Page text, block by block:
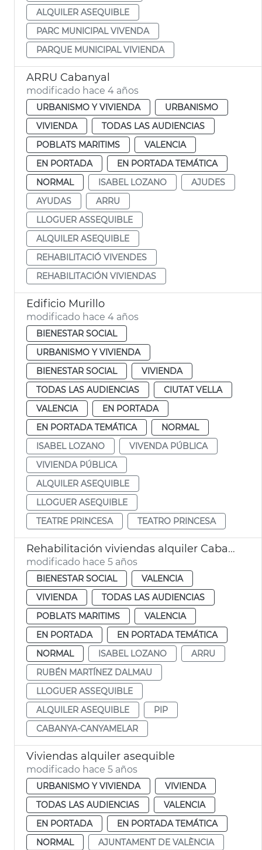
ALQUILER ASEQUIBLE
PARC MUNICIPAL VIVENDA
PARQUE MUNICIPAL VIVIENDA
ARRU Cabanyal
modificado hace 4 años
URBANISMO Y VIVIENDA
URBANISMO
VIVIENDA
TODAS LAS AUDIENCIAS
POBLATS MARITIMS
VALENCIA
EN PORTADA
EN PORTADA TEMÁTICA
NORMAL
ISABEL LOZANO
AJUDES
AYUDAS
ARRU
LLOGUER ASSEQUIBLE
ALQUILER ASEQUIBLE
REHABILITACIÓ VIVENDES
REHABILITACIÓN VIVIENDAS
Edificio Murillo
modificado hace 4 años
BIENESTAR SOCIAL
URBANISMO Y VIVIENDA
BIENESTAR SOCIAL
VIVIENDA
TODAS LAS AUDIENCIAS
CIUTAT VELLA
VALENCIA
EN PORTADA
EN PORTADA TEMÁTICA
NORMAL
ISABEL LOZANO
VIVENDA PÚBLICA
VIVIENDA PÚBLICA
ALQUILER ASEQUIBLE
LLOGUER ASEQUIBLE
TEATRE PRINCESA
TEATRO PRINCESA
Rehabilitación viviendas alquiler Cabanyal
modificado hace 5 años
BIENESTAR SOCIAL
VALENCIA
VIVIENDA
TODAS LAS AUDIENCIAS
POBLATS MARITIMS
VALENCIA
EN PORTADA
EN PORTADA TEMÁTICA
NORMAL
ISABEL LOZANO
ARRU
RUBÉN MARTÍNEZ DALMAU
LLOGUER ASSEQUIBLE
ALQUILER ASEQUIBLE
PIP
CABANYA-CANYAMELAR
Viviendas alquiler asequible
modificado hace 5 años
URBANISMO Y VIVIENDA
VIVIENDA
TODAS LAS AUDIENCIAS
VALENCIA
EN PORTADA
EN PORTADA TEMÁTICA
NORMAL
AJUNTAMENT DE VALÈNCIA